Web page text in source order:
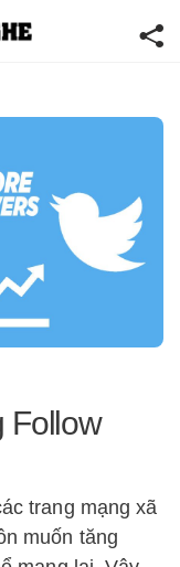
Follow
trang mạng xã
muốn tăng